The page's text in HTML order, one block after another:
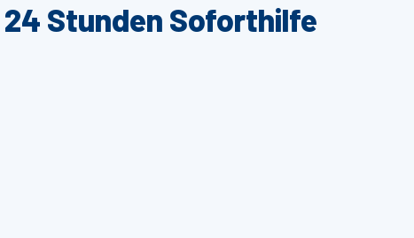
Stunden Soforthilfe